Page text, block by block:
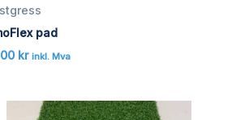
pad
kr inkl. Mva